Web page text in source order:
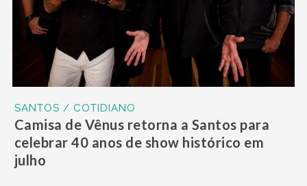
SANTOS / COTIDIANO
Camisa de Vênus retorna a Santos para
celebrar 40 anos de show histórico em
julho